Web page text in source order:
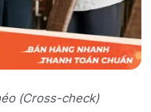
(Cross-check)